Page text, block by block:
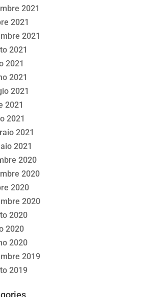
2021
2021
2021
2021
2021
2021
2021
2021
2021
2021
2021
2020
2020
2020
2020
2020
2020
2020
2019
2019